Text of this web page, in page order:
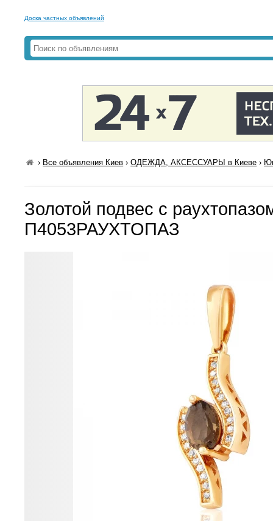
Доска частных объявлений
› Все объявления Киев ›ОДЕЖДА, АКСЕССУАРЫ в Киеве ›
Золотой подвес с
П4053РАУХТОПАЗ